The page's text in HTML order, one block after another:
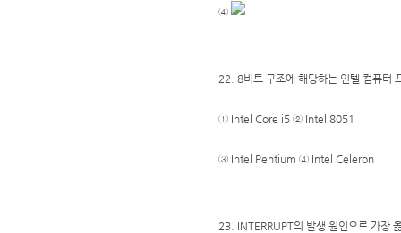
④
22. 8비트 구조에 해당하는 인텔 컴퓨터
① Intel Core i5 ② Intel 8051
③ Intel Pentium ④ Intel Celeron
23. INTERRUPT의 발생 원인으로 가장